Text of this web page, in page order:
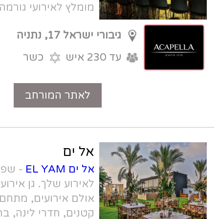
מומלץ לאירועי גורמה באיכות בלתי
מתפשרת
כשר
טלפון
אל ים
אל ים EL YAM
- שפע של אפשרויות
לאירוע שלך. גן אירועים כפרי מול הים,
אולם אירועים, מתחם בוטיק לאירועים
קטנים, חדרי לינה, בריכה, בית כנסת